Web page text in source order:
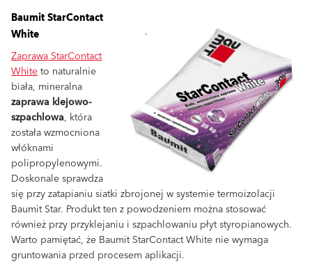
Baumit StarContact
White
Zaprawa StarContact
Whiteto naturalnie
biała, mineralna
zaprawa klejowo-
szpachlowa, która
została wzmocniona
włóknami
polipropylenowymi.
Doskonale sprawdza
się przy zatapianiu siatki zbrojonej w systemie termoizolacji
Baumit Star. Produkt ten z powodzeniem można stosować
również przy przyklejaniu i szpachlowaniu płyt styropianowych.
Warto pamiętać, że Baumit StarContact White nie wymaga
gruntowania przed procesem aplikacji.